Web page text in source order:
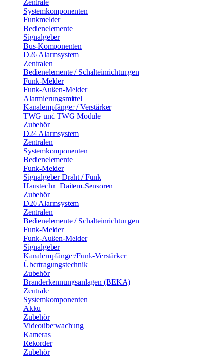
Zentrale
Systemkomponenten
Funkmelder
Bedienelemente
Signalgeber
Bus-Komponenten
D26 Alarmsystem
Zentralen
Bedienelemente / Schalteinrichtungen
Funk-Melder
Funk-Außen-Melder
Alarmierungsmittel
Kanalempfänger / Verstärker
TWG und TWG Module
Zubehör
D24 Alarmsystem
Zentralen
Systemkomponenten
Bedienelemente
Funk-Melder
Signalgeber Draht / Funk
Haustechn. Daitem-Sensoren
Zubehör
D20 Alarmsystem
Zentralen
Bedienelemente / Schalteinrichtungen
Funk-Melder
Funk-Außen-Melder
Signalgeber
Kanalempfänger/Funk-Verstärker
Übertragungstechnik
Zubehör
Branderkennungsanlagen (BEKA)
Zentrale
Systemkomponenten
Akku
Zubehör
Videoüberwachung
Kameras
Rekorder
Zubehör